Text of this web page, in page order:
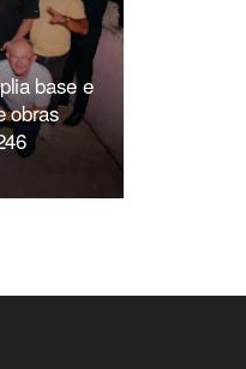
base e
obras